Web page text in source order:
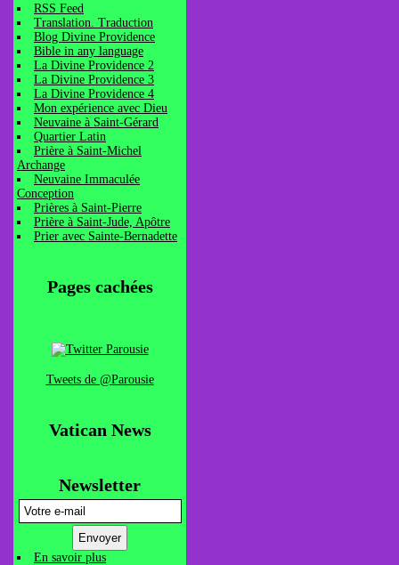
RSS Feed
Translation. Traduction
Blog Divine Providence
Bible in any language
La Divine Providence 2
La Divine Providence 3
La Divine Providence 4
Mon expérience avec Dieu
Neuvaine à Saint-Gérard
Quartier Latin
Prière à Saint-Michel
Archange
Neuvaine Immaculée
Conception
Prières à Saint-Pierre
Prière à Saint-Jude, Apôtre
Prier avec Sainte-Bernadette
Pages cachées
Tweets de @Parousie
Vatican News
Newsletter
En savoir plus